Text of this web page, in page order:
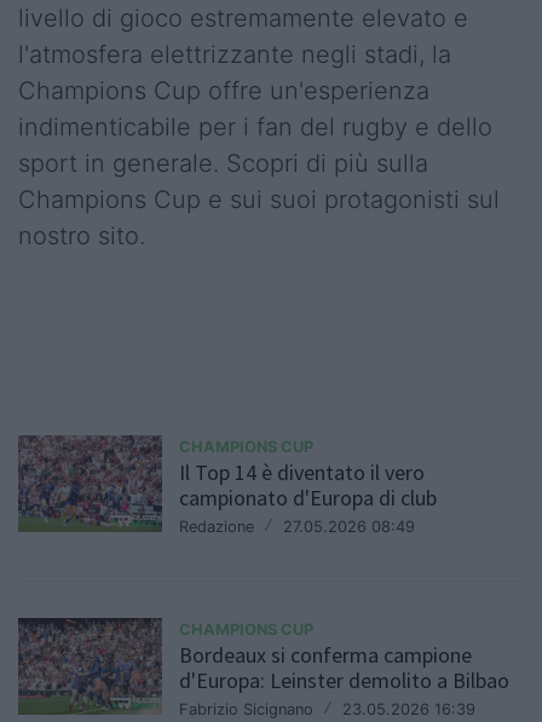
livello di gioco estremamente elevato e
l'atmosfera elettrizzante negli stadi, la
Champions Cup offre un'esperienza
indimenticabile per i fan del rugby e dello
sport in generale. Scopri di più sulla
Champions Cup e sui suoi protagonisti sul
nostro sito.
CHAMPIONS CUP
Il Top 14 è diventato il vero
campionato d'Europa di club
Redazione / 27.05.2026 08:49
CHAMPIONS CUP
Bordeaux si conferma campione
d'Europa: Leinster demolito a Bilbao
Fabrizio Sicignano / 23.05.2026 16:39